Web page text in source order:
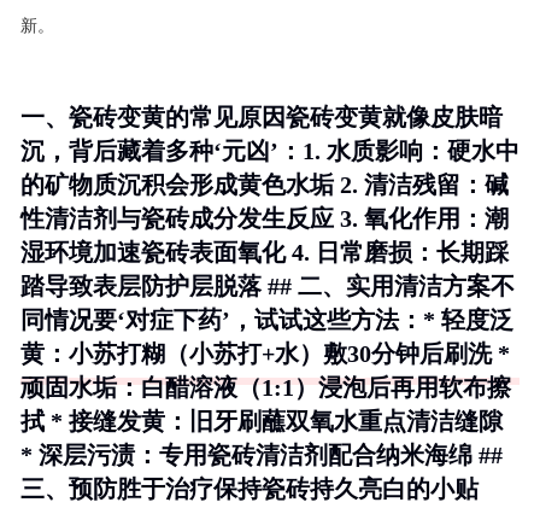
新。
一、瓷砖变黄的常见原因瓷砖变黄就像皮肤暗
沉，背后藏着多种‘元凶’：1. 水质影响 ：硬水中
的矿物质沉积会形成黄色水垢 2. 清洁残留 ：碱
性清洁剂与瓷砖成分发生反应 3. 氧化作用 ：潮
湿环境加速瓷砖表面氧化 4. 日常磨损 ：长期踩
踏导致表层防护层脱落 ## 二、实用清洁方案不
同情况要‘对症下药’，试试这些方法：* 轻度泛
黄 ：小苏打糊（小苏打+水）敷30分钟后刷洗 *
顽固水垢：白醋溶液（1:1）浸泡后再用软布擦
拭 * 接缝发黄 ：旧牙刷蘸双氧水重点清洁缝隙
* 深层污渍：专用瓷砖清洁剂配合纳米海绵 ##
三、预防胜于治疗保持瓷砖持久亮白的小贴